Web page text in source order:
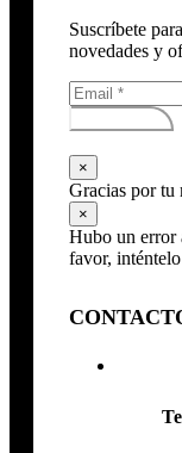
Suscríbete
novedades y
Subscribirse
×
Gracias por tu
×
Hubo un error
favor,